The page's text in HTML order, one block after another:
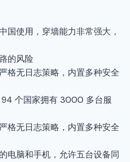
国使用，穿墙能力非常强大，
的风险
格无日志策略，内置多种安全
94 个国家拥有 3000 多台服
格无日志策略，内置多种安全
电脑和手机，允许五台设备同